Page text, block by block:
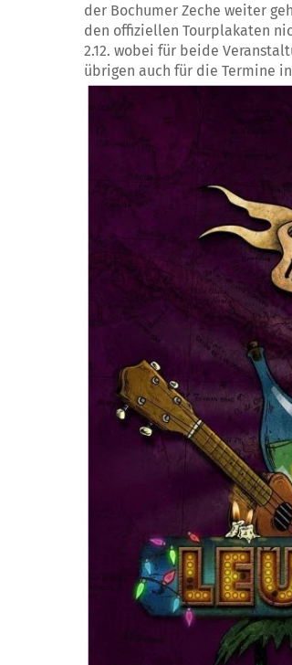
der Bochumer Zeche weiter
den offiziellen Tourplakaten
2.12. wobei für beide
übrigen auch für die Termine